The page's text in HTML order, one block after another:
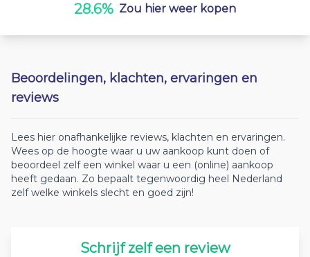
28.6% Zou hier weer kopen
Beoordelingen, klachten, ervaringen en
reviews
Lees hier onafhankelijke reviews, klachten en ervaringen.
Wees op de hoogte waar u uw aankoop kunt doen of
beoordeel zelf een winkel waar u een (online) aankoop
heeft gedaan. Zo bepaalt tegenwoordig heel Nederland
zelf welke winkels slecht en goed zijn!
Schrijf zelf een review